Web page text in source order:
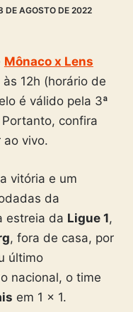
DE AGOSTO DE 2022
Mônaco x Lens
12h (horário de
é válido pela 3ª
confira
ao vivo.
vitória e um
da
estreia da Ligue 1,
, fora de casa, por
último
nacional, o time
em 1 x 1.